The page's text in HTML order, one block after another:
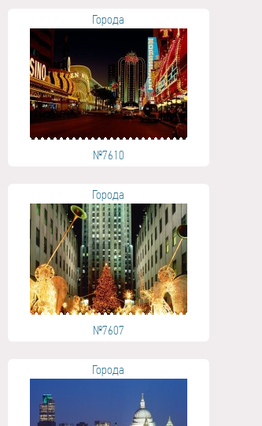
Города
№7610
Города
№7607
Города